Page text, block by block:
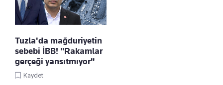
Tuzla'da mağduriyetin
sebebi İBB! "Rakamlar
gerçeği yansıtmıyor"
Kaydet